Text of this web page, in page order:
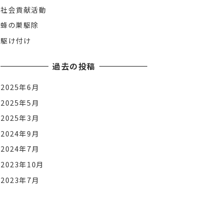
社会貢献活動
蜂の巣駆除
駆け付け
過去の投稿
2025年6月
2025年5月
2025年3月
2024年9月
2024年7月
2023年10月
2023年7月